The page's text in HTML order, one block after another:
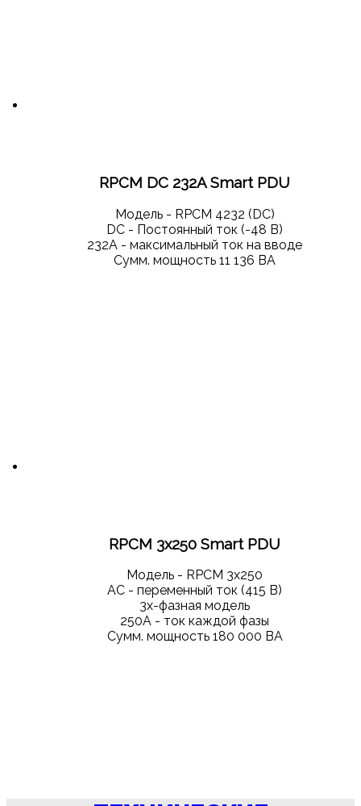
RPCM DC 232A Smart PDU
Модель - RPCM 4232 (DC)
DС - Постоянный ток (-48 В)
232А - максимальный ток на вводе
Сумм. мощность 11 136 ВА
RPCM 3x250 Smart PDU
Модель - RPCM 3x250
АС - переменный ток (415 В)
3х-фазная модель
250А - ток каждой фазы
Сумм. мощность 180 000 ВА